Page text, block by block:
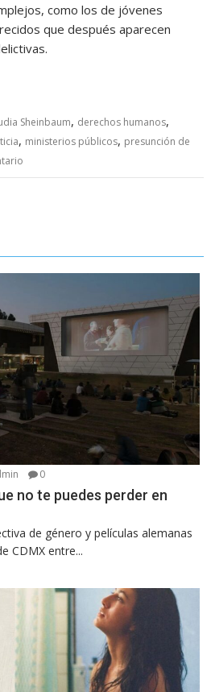
como los de jóvenes
que después aparecen
Sheinbaum, derechos humanos,
, ministerios públicos, presunción de
0
no te puedes perder en
de género y películas alemanas
CDMX entre...